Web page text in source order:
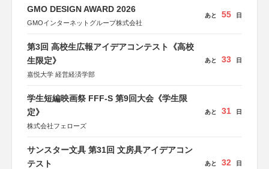
GMO DESIGN AWARD 2026
GMOインターネットグループ株式会社
あと 55 日
第3回 高校生広報アイデアコンテスト《高校
生限定》
嘉悦大学 経営経済学部
あと 33 日
学生短編映画祭 FFF-S 第9回大会《学生限
定》
株式会社フェローズ
あと 31 日
サンスター文具 第31回 文房具アイデアコン
テスト
あと 32 日